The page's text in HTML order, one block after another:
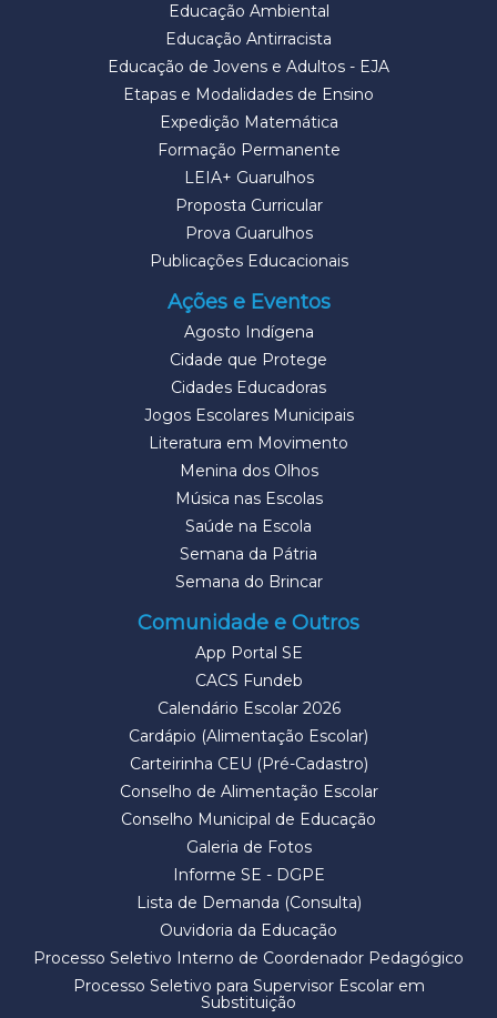
Educação Ambiental
Educação Antirracista
Educação de Jovens e Adultos - EJA
Etapas e Modalidades de Ensino
Expedição Matemática
Formação Permanente
LEIA+ Guarulhos
Proposta Curricular
Prova Guarulhos
Publicações Educacionais
Ações e Eventos
Agosto Indígena
Cidade que Protege
Cidades Educadoras
Jogos Escolares Municipais
Literatura em Movimento
Menina dos Olhos
Música nas Escolas
Saúde na Escola
Semana da Pátria
Semana do Brincar
Comunidade e Outros
App Portal SE
CACS Fundeb
Calendário Escolar 2026
Cardápio (Alimentação Escolar)
Carteirinha CEU (Pré-Cadastro)
Conselho de Alimentação Escolar
Conselho Municipal de Educação
Galeria de Fotos
Informe SE - DGPE
Lista de Demanda (Consulta)
Ouvidoria da Educação
Processo Seletivo Interno de Coordenador Pedagógico
Processo Seletivo para Supervisor Escolar em
Substituição